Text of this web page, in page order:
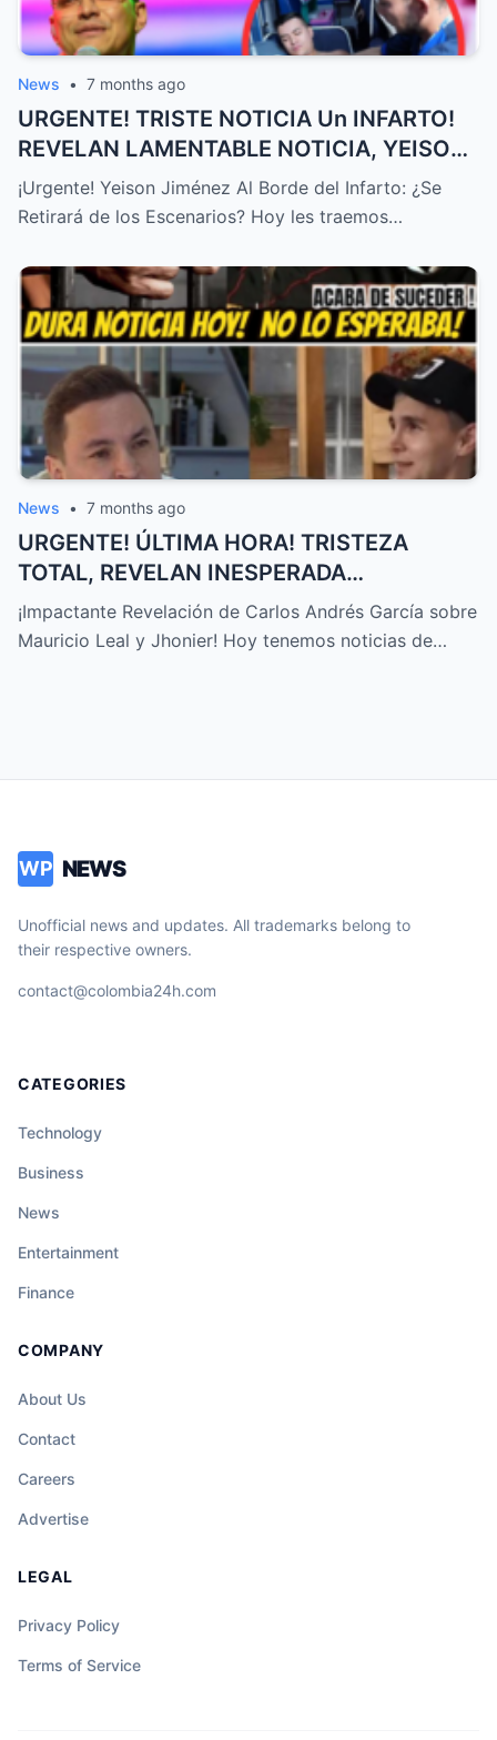
News • 7 months ago
URGENTE! TRISTE NOTICIA Un INFARTO!
REVELAN LAMENTABLE NOTICIA, YEISON
JIMÉNEZ HOY, ÚLTIMA HORA! – HTT
¡Urgente! Yeison Jiménez Al Borde del Infarto: ¿Se
Retirará de los Escenarios? Hoy les traemos…
News • 7 months ago
URGENTE! ÚLTIMA HORA! TRISTEZA
TOTAL, REVELAN INESPERADA
DECLARACIÓN Sobre MAURICIO LEAL,
JHONIER… – HTT
¡Impactante Revelación de Carlos Andrés García sobre
Mauricio Leal y Jhonier! Hoy tenemos noticias de…
WP NEWS
Unofficial news and updates. All trademarks belong to
their respective owners.
contact@colombia24h.com
CATEGORIES
Technology
Business
News
Entertainment
Finance
COMPANY
About Us
Contact
Careers
Advertise
LEGAL
Privacy Policy
Terms of Service